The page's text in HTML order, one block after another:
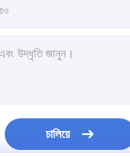
চালিয়ে